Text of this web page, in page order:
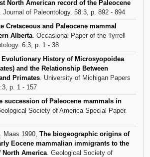
North American record of the Paleocene
Journal of Paleontology. 58:3, p. 892 - 894
Cretaceous and Paleocene mammal
Alberta. Occasional Paper of the Tyrrell
6:3, p. 1 - 38
Evolutionary History of Microsyopoidea
and the Relationship Between
Primates. University of Michigan Papers
p. 1 - 157
succession of Paleocene mammals in
Society of America Special Paper.
Maas 1990, The biogeographic origins of
Eocene mammalian immigrants to the
North America. Geological Society of